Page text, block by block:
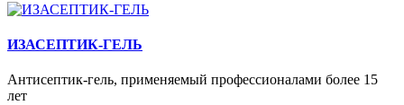
ИЗАСЕПТИК-ГЕЛЬ
Антисептик-гель, применяемый профессионалами более 15
лет